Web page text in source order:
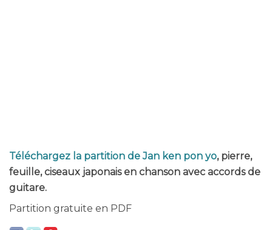
Téléchargez la partition de Jan ken pon yo, pierre,
feuille, ciseaux japonais en chanson avec accords de
guitare.
Partition gratuite en PDF